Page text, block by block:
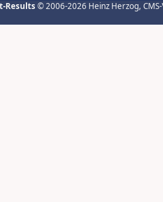
Results © 2006-2026 Heinz Herzog,